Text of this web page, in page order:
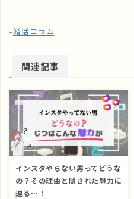
-婚活コラム
関連記事
インスタやらない男ってどうな
の？その理由と隠された魅力に
迫る…！